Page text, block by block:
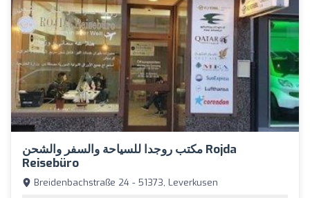
مكتب روجدا للسياحة والسفر والشحن Rojda
Reisebüro
Breidenbachstraße 24 - 51373, Leverkusen